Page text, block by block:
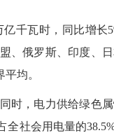
千瓦时，同比增长
、俄罗斯、印度、
均。
，电力供给绿色属
社会用电量的